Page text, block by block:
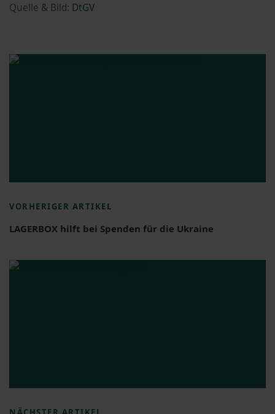
Quelle & Bild: DtGV
VORHERIGER ARTIKEL
LAGERBOX hilft bei Spenden für die Ukraine